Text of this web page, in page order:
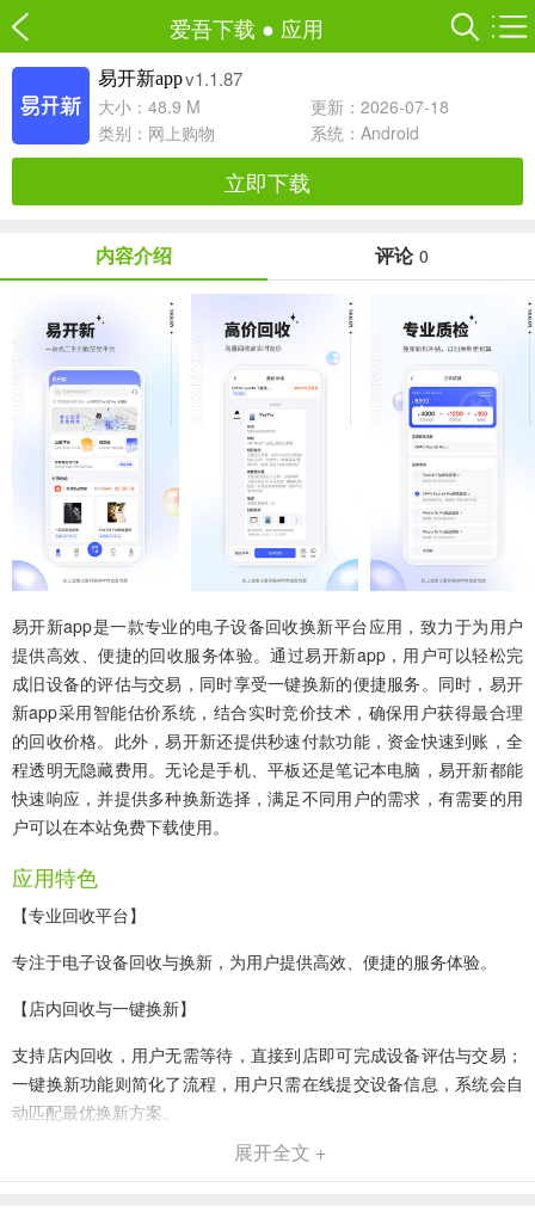
爱吾下载 ● 应用
易开新appv1.1.87
大小：48.9 M
更新：2026-07-18
类别： 网上购物 系统：Android
立即下载
内容介绍 评论 0
易开新app是一款专业的电子设备回收换新平台应用，致力于为用户
提供高效、便捷的回收服务体验。通过易开新app，用户可以轻松完
成旧设备的评估与交易，同时享受一键换新的便捷服务。同时，易开
新app采用智能估价系统，结合实时竞价技术，确保用户获得最合理
的回收价格。此外，易开新还提供秒速付款功能，资金快速到账，全
程透明无隐藏费用。无论是手机、平板还是笔记本电脑，易开新都能
快速响应，并提供多种换新选择，满足不同用户的需求，有需要的用
户可以在本站免费下载使用。
应用特色
【专业回收平台】
专注于电子设备回收与换新，为用户提供高效、便捷的服务体验。
【店内回收与一键换新】
支持店内回收，用户无需等待，直接到店即可完成设备评估与交易；
一键换新功能则简化了流程，用户只需在线提交设备信息，系统会自
动匹配最优换新方案。
展开全文 +